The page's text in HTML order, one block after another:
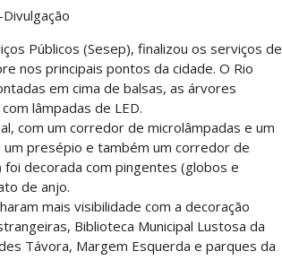
Públicos (Sesep), finalizou os serviços de
nos principais pontos da cidade. O Rio
em cima de balsas, as árvores
lâmpadas de LED.
com um corredor de microlâmpadas e um
um presépio e também um corredor de
foi decorada com pingentes (globos e
de anjo.
mais visibilidade com a decoração
Biblioteca Municipal Lustosa da
Távora, Margem Esquerda e parques da